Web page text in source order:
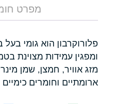
מפרט
פלורוקרבון הוא גומי
ומפגין עמידות מצוינת
מזג אוויר, חמצן, שמן
ארומתיים וחומרים